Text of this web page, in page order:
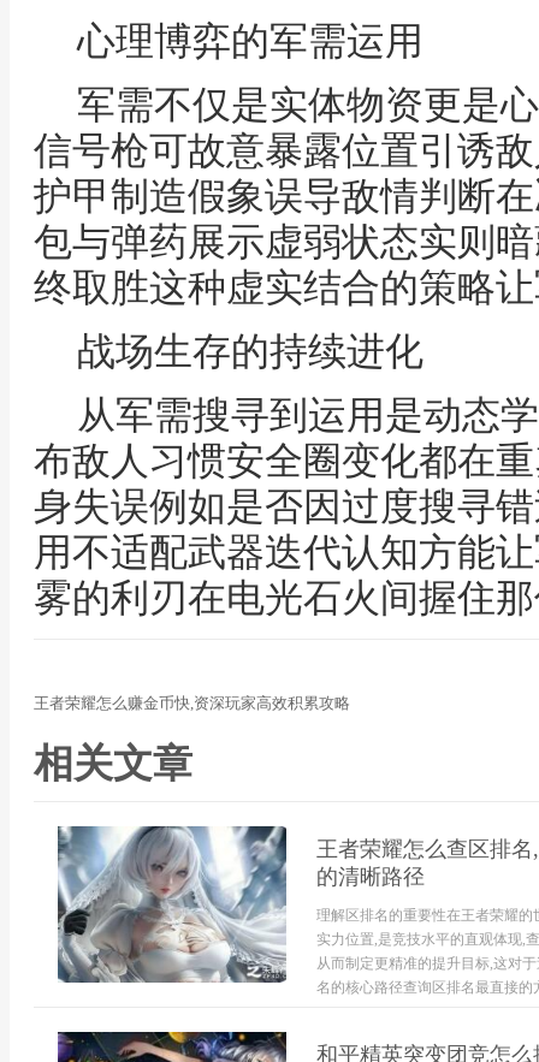
心理博弈的军需运用
军需不仅是实体物资更是
信号枪可故意暴露位置引诱
护甲制造假象误导敌情判断
包与弹药展示虚弱状态实则
终取胜这种虚实结合的策略
战场生存的持续进化
从军需搜寻到运用是动态
布敌人习惯安全圈变化都在
身失误例如是否因过度搜寻
用不适配武器迭代认知方能
雾的利刃在电光石火间握住
王者荣耀怎么赚金币快,资深玩家高效积累攻略
相关文章
王者荣耀怎么查区排
的清晰路径
理解区排名的重要性在王者荣耀
实力位置,是竞技水平的直观体现,
从而制定更精准的提升目标,这对
名的核心路径查询区排名最直接
和平精英突变团竞怎